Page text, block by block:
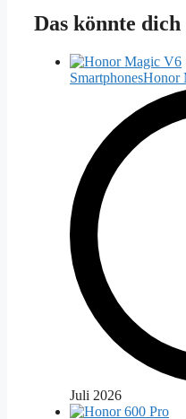
Das könnte
SmartphonesHonor
Juli 2026